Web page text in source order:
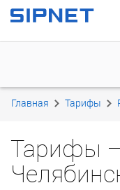
Главная Тарифы
Тарифы